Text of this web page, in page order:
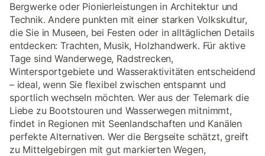
Bergwerke oder Pionierleistungen in Architektur und
Technik. Andere punkten mit einer starken Volkskultur,
die Sie in Museen, bei Festen oder in alltäglichen Details
entdecken: Trachten, Musik, Holzhandwerk. Für aktive
Tage sind Wanderwege, Radstrecken,
Wintersportgebiete und Wasseraktivitäten entscheidend
– ideal, wenn Sie flexibel zwischen entspannt und
sportlich wechseln möchten. Wer aus der Telemark die
Liebe zu Bootstouren und Wasserwegen mitnimmt,
findet in Regionen mit Seenlandschaften und Kanälen
perfekte Alternativen. Wer die Bergseite schätzt, greift
zu Mittelgebirgen mit gut markierten Wegen,